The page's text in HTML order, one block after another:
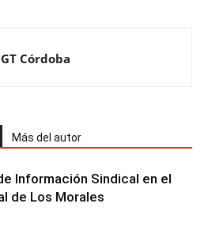
Córdoba
Más del autor
Información Sindical en el
de Los Morales